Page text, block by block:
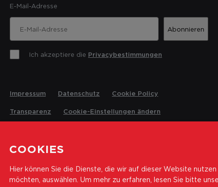
E-Mail-Adresse
Abonnieren
Ich akzeptiere die Privacybestimmungen
© 2026 Landesrettungsverein Weisses Kreuz
Impressum Datenschutz Cookie Policy
Transparenz Cookie-Einstellungen ändern
COOKIES
Hier können Sie die Dienste, die wir auf dieser Website nutzen
möchten, auswählen. Um mehr zu erfahren, lesen Sie bitte